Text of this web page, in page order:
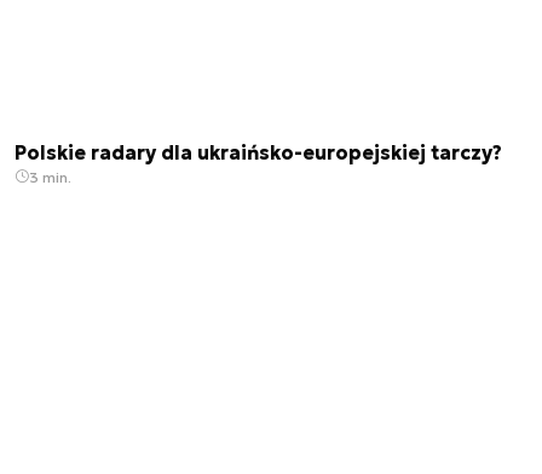
Polskie radary dla ukraińsko-europejskiej tarczy?
3 min.